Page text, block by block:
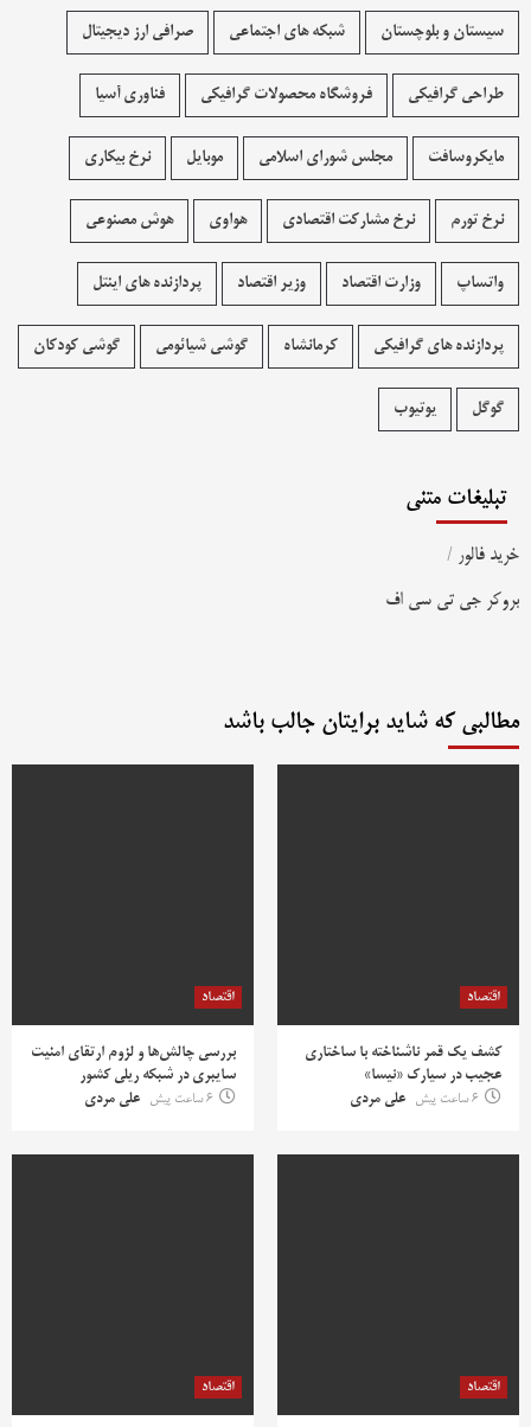
سیستان و بلوچستان شبکه های اجتماعی صرافی ارز دیجیتال
طراحی گرافیکی فروشگاه محصولات گرافيکی فناوری آسیا
مایکروسافت مجلس شورای اسلامی موبایل نرخ بیکاری
نرخ تورم نرخ مشارکت اقتصادی هواوی هوش مصنوعی
واتساپ وزارت اقتصاد وزیر اقتصاد پردازنده های اینتل
پردازنده های گرافیکی کرمانشاه گوشی شیائومی گوشی کودکان
گوگل یوتیوب
تبلیغات متنی
خرید فالور /
بروکر جی تی سی اف
مطالبی که شاید برایتان جالب باشد
اقتصاد
کشف یک قمر ناشناخته با ساختاری
عجیب در سیارک «نیسا»
6 ساعت پیش
علی مردی
اقتصاد
بررسی چالش‌ها و لزوم ارتقای امنیت
سایبری در شبکه ریلی کشور
6 ساعت پیش
علی مردی
اقتصاد اقتصاد